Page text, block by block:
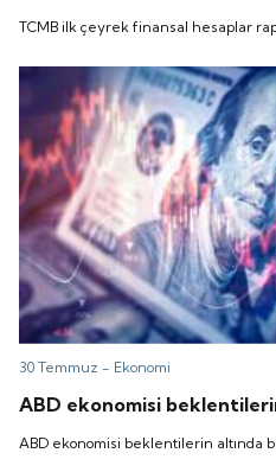
TCMB ilk çeyrek finansal hesaplar
30 Temmuz - Ekonomi
ABD ekonomisi
ABD ekonomisi beklentilerin altında